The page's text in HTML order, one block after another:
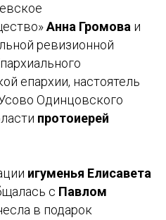
Анна Громова и
ревизионной
епархии, настоятель
Одинцовского
протоиерей
игуменья Елисавета
с Павлом
в подарок